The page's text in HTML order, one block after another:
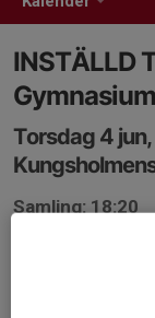
INSTÄLLD
Gymnasium
Torsdag 4
Samling: 18:20
Inställd pga